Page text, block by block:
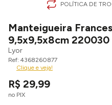
POLÍTICA DE
Manteigueira
9,5x9,5x8cm
Lyor
4368260877
Clique e veja!
R$ 29,99
no PIX